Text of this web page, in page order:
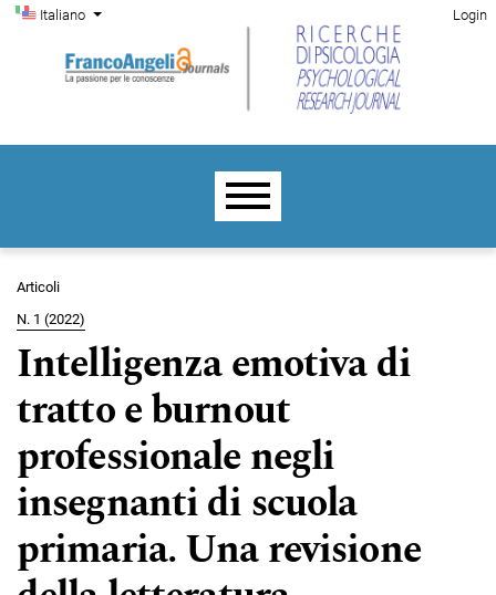
Salta al menu principale di navigazione
Salta al contenuto principale
Salta al piè di pagina del sito
Cambia la lingua. La lingua corrente è:
Italiano
Menu di amministrazione Login
Menu principale
Articoli
N. 1 (2022)
Intelligenza emotiva di
tratto e burnout
professionale negli
insegnanti di scuola
primaria. Una revisione